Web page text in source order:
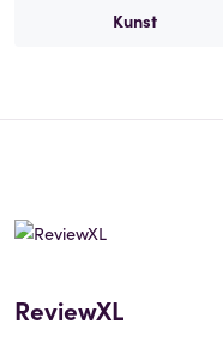
Kunst
ReviewXL